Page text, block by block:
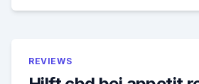
REVIEWS